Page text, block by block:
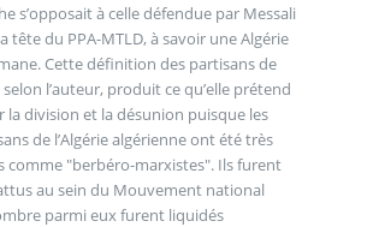
s’opposait à celle défendue par Messali
tête du PPA-MTLD, à savoir une Algérie
Cette définition des partisans de
l’auteur, produit ce qu’elle prétend
la division et la désunion puisque les
de l’Algérie algérienne ont été très
comme "berbéro-marxistes". Ils furent
au sein du Mouvement national
parmi eux furent liquidés